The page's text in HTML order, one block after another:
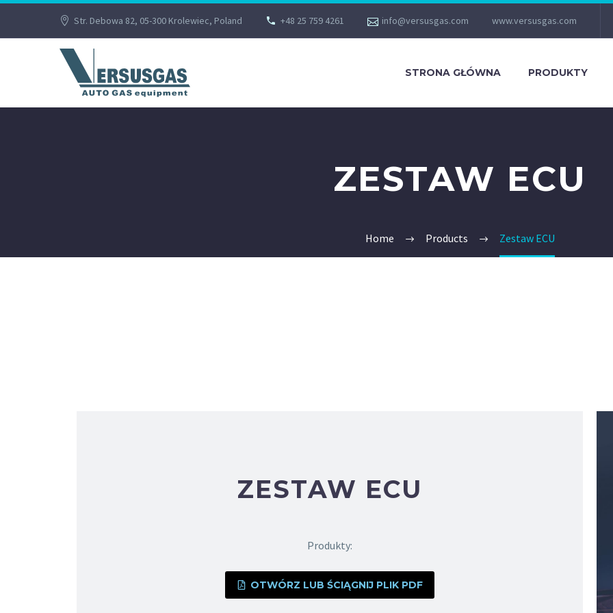
Str. Debowa 82, 05-300 Krolewiec, Poland +48 25 759 4261 info@versusgas.com www.versusgas.com
STRONA GŁÓWNA PRODUKTY
ZESTAW ECU
Home Products Zestaw ECU
ZESTAW ECU
Produkty:
OTWÓRZ LUB ŚCIĄGNIJ PLIK PDF